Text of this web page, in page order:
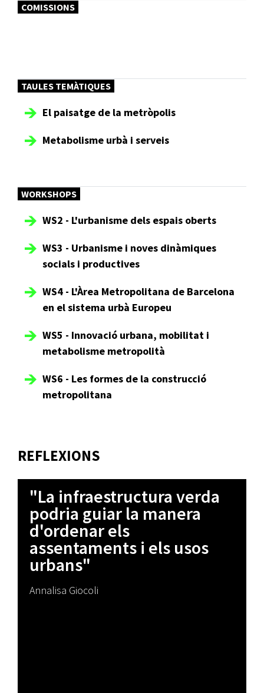
COMISSIONS
TAULES TEMÀTIQUES
El paisatge de la metròpolis
Metabolisme urbà i serveis
WORKSHOPS
WS2 - L'urbanisme dels espais oberts
WS3 - Urbanisme i noves dinàmiques
socials i productives
WS4 - L'Àrea Metropolitana de Barcelona
en el sistema urbà Europeu
WS5 - Innovació urbana, mobilitat i
metabolisme metropolità
WS6 - Les formes de la construcció
metropolitana
REFLEXIONS
"La infraestructura verda
podria guiar la manera
d'ordenar els
assentaments i els usos
urbans"
Annalisa Giocoli